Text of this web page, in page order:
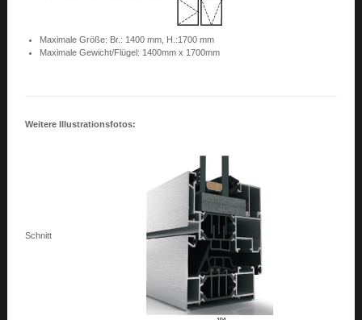
Maximale Größe: Br.: 1400 mm, H.:1700 mm
Maximale Gewicht/Flügel: 1400mm x 1700mm
Weitere Illustrationsfotos:
Schnitt